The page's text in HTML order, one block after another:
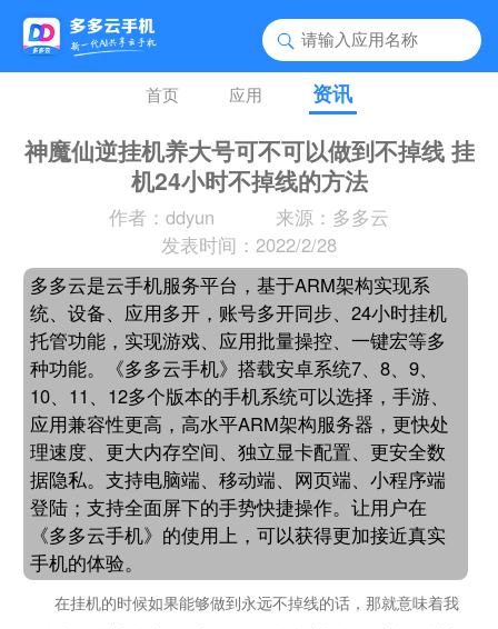
首页 应用 资讯
神魔仙逆挂机养大号可不可以做到不掉线 挂
机24小时不掉线的方法
作者：ddyun
来源：多多云
发表时间：2022/2/28
多多云是云手机服务平台，基于ARM架构实现系
统、设备、应用多开，账号多开同步、24小时挂机
托管功能，实现游戏、应用批量操控、一键宏等多
种功能。《多多云手机》搭载安卓系统7、8、9、
10、11、12多个版本的手机系统可以选择，手游、
应用兼容性更高，高水平ARM架构服务器，更快处
理速度、更大内存空间、独立显卡配置、更安全数
据隐私。支持电脑端、移动端、网页端、小程序端
登陆；支持全面屏下的手势快捷操作。让用户在
《多多云手机》的使用上，可以获得更加接近真实
手机的体验。
在挂机的时候如果能够做到永远不掉线的话，那就意味着我